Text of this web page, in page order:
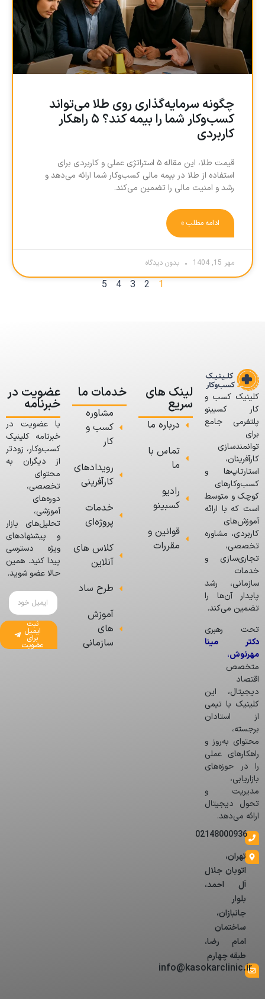
چگونه سرمایه‌گذاری روی طلا می‌تواند
کسب‌وکار شما را بیمه کند؟ ۵ راهکار
کاربردی
قیمت طلا، این مقاله ۵ استراتژی عملی و کاربردی برای
استفاده از طلا در بیمه مالی کسب‌وکار شما ارائه می‌دهد و
رشد و امنیت مالی را تضمین می‌کند.
ادامه مطلب »
مهر 15, 1404 بدون دیدگاه
1
2
3
4
5
کلینیک کسب و
کار کسبینو
پلتفرمی جامع
برای
توانمندسازی
کارآفرینان،
استارتاپ‌ها و
کسب‌وکارهای
کوچک و متوسط
است که با ارائه
آموزش‌های
کاربردی، مشاوره
تخصصی،
تجاری‌سازی و
خدمات
سازمانی، رشد
پایدار آن‌ها را
تضمین می‌کند.
تحت رهبری
دکتر مینا
مهرنوش،
متخصص
اقتصاد
دیجیتال، این
کلینیک با تیمی
از استادان
برجسته،
محتوای به‌روز و
راهکارهای عملی
را در حوزه‌های
بازاریابی،
مدیریت و
تحول دیجیتال
ارائه می‌دهد.
02148000936
تهران،
اتوبان جلال
آل احمد،
بلوار
جانبازان،
ساختمان
امام رضا،
طبقه چهارم
info@kasokarclinic.ir
لینک های
سریع
درباره ما
تماس با
ما
رادیو
کسبینو
قوانین و
مقررات
خدمات ما
مشاوره
کسب و
کار
رویدادهای
کارآفرینی
خدمات
پروژه‌ای
کلاس های
آنلاین
طرح ساد
آموزش
های
سازمانی
عضویت در
خبرنامه
با عضویت در
خبرنامه کلینیک
کسب‌وکار، زودتر
از دیگران به
محتوای
تخصصی،
دوره‌های
آموزشی،
تحلیل‌های بازار
و پیشنهادهای
ویژه دسترسی
پیدا کنید. همین
حالا عضو شوید.
ثبت
ایمیل
برای
عضویت